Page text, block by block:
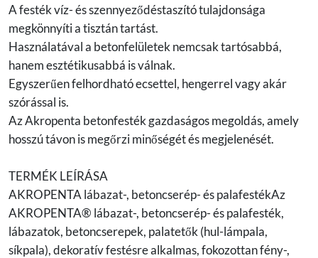
A festék víz- és szennyeződéstaszító tulajdonsága
megkönnyíti a tisztán tartást.
Használatával a betonfelületek nemcsak tartósabbá,
hanem esztétikusabbá is válnak.
Egyszerűen felhordható ecsettel, hengerrel vagy akár
szórással is.
Az Akropenta betonfesték gazdaságos megoldás, amely
hosszú távon is megőrzi minőségét és megjelenését.
TERMÉK LEÍRÁSA
AKROPENTA lábazat-, betoncserép- és palafestékAz
AKROPENTA® lábazat-, betoncserép- és palafesték,
lábazatok, betoncserepek, palatetők (hul-lámpala,
síkpala), dekoratív festésre alkalmas, fokozottan fény-,